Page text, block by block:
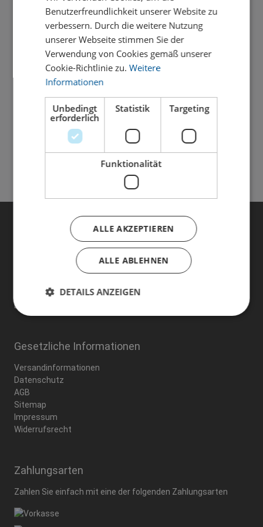
Unsere Produkte wurden alle in Deutschland
hergestellt und produziert!
Schnelle Lieferung
All unsere Produkte sind für Sie sofort lieferbar!
Lieferung in viele Länder
Wir versenden europaweit!
Familienunternehmen
Langjährige Erfahrung in der Orthopädieschuhtechnik!
Schlachthausstr. 11
09621/42379
E-Mail:
Gesetzliche Informationen
Versandinformationen
Datenschutz
AGB
Sitemap
Impressum
Widerrufsrecht
Zahlungsarten
Zahlen Sie einfach mit eine der folgenden Zahlungsarten
Benutzerfreundlichkeit unserer Website zu
verbessern. Durch die weitere Nutzung
unserer Webseite stimmen Sie der
Verwendung von Cookies gemäß unserer
Cookie-Richtlinie zu.Weitere
Informationen
Unbedingt
erforderlich
Statistik Targeting
Funktionalität
ALLE AKZEPTIEREN
ALLE ABLEHNEN
DETAILS ANZEIGEN